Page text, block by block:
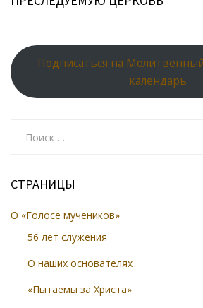
Подписаться на
календарь
СТРАНИЦЫ
О «Голосе мучеников»
56 лет служения
О наших основателях
«Пытаемы за Христа»